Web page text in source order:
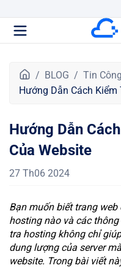
r
g
h
ủ
BLOG
Tin
Hướng Dẫn Cách
Hướng Dẫn
Của Website
27 Th06 2024
Bạn muốn biết trang
hosting nào và các
tra hosting không chỉ
dung lượng của server
website. Trong bài viết